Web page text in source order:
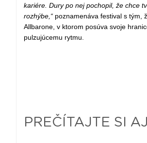
kariére. Dury po nej pochopil, že chce
rozhýbe,“poznamenáva festival s tým,
Allbarone, v ktorom posúva svoje
pulzujúcemu rytmu.
PREČÍTAJTE SI